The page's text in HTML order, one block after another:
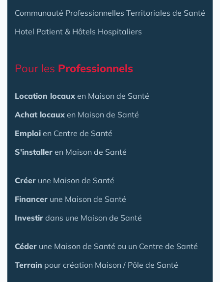
Communauté Professionnelles Territoriales de Santé
Hotel Patient & Hôtels Hospitaliers
Pour les Professionnels
Location locaux en Maison de Santé
Achat locaux en Maison de Santé
Emploi en Centre de Santé
S'installer en Maison de Santé
Créer une Maison de Santé
Financer une Maison de Santé
Investir dans une Maison de Santé
Céder une Maison de Santé ou un Centre de Santé
Terrain pour création Maison / Pôle de Santé